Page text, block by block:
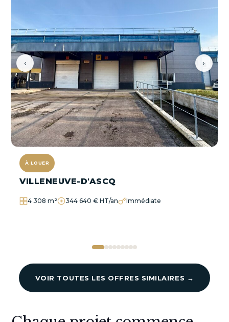
‹ ›
À LOUER
VILLENEUVE-D'ASCQ
4 308 m² 344 640 € HT/an Immédiate
VOIR TOUTES LES OFFRES SIMILAIRES →